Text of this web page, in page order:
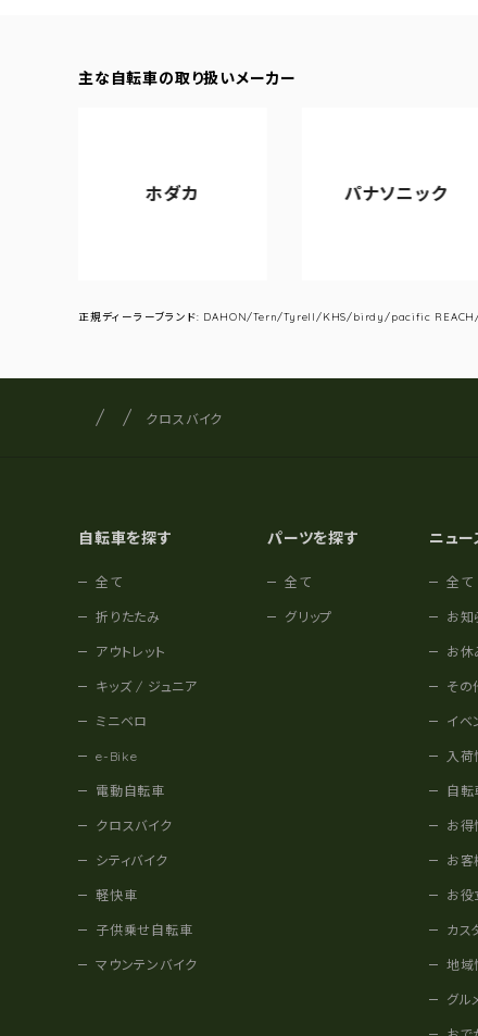
主な自転車の取り扱いメーカー
パナソニック
正規ディーラーブランド: DAHON/Tern/Tyrell/KHS/birdy/pacific
サイト内の現在地
サイクルショップナカゴヤ
クロスバイク
自転車を探す
全て
折りたたみ
アウトレット
キッズ / ジュニア
ミニベロ
e-Bike
電動自転車
クロスバイク
シティバイク
軽快車
子供乗せ自転車
マウンテンバイク
パーツを探す
全て
グリップ
ニュ
全て
お知
お休
その
イベ
入荷
自転
お得
お客
お役
カス
地域
グル